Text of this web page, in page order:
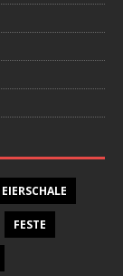
EIERSCHALE
FESTE